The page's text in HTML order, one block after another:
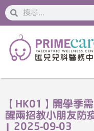
搜
索
搜
索
【HK01】開學季
醒兩招教小朋友防
| 2025-09-03